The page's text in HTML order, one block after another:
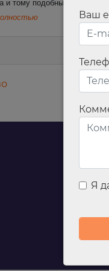
и тому подобным
по
Ваш
Я